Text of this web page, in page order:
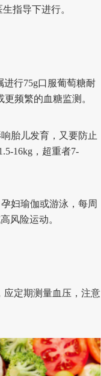
指导下进行。
行75g口服葡萄糖耐
频繁的血糖监测。
胎儿发育，又要防止
16kg，超重者7-
妇瑜伽或游泳，每周
风险运动。
定期测量血压，注意